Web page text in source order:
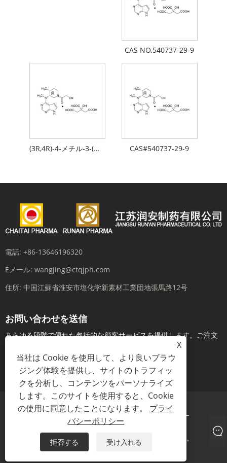
CAS NO.540737-29-9
(3R,4R)-4-メチル-3-(メチル-7H-ピロロ[2,3-d]ピリミジン-4-イルアミノ)-b-オキソ-1-ピペリジンプロパンニトリル: 2-ヒドロキシ-1,2,3-プロパントリカルボン酸 CAS#540737-29-9
電話: +86-13646196320
Eメール: wangjing@ctqjph.com
住所: 中国江蘇省淮安市塩化学新素材工業団地張馬路12号
お問い合わせを送信
あらゆる段階で優れた包括的な顧客サービスを提供します。ご注文
今すぐお問い合わせ
Links Sitemap RSS XML プライバシーポリシー
著作権 © 2024 江蘇潤安製薬株式会社すべての権利予約。
X
当社は Cookie を使用して、より良いブラウ
ジング体験を提供し、サイトのトラフィッ
クを分析し、コンテンツをパーソナライズ
します。このサイトを使用すると、Cookie
の使用に同意したことになります。 プライ
バシーポリシー
拒否する 受け入れる